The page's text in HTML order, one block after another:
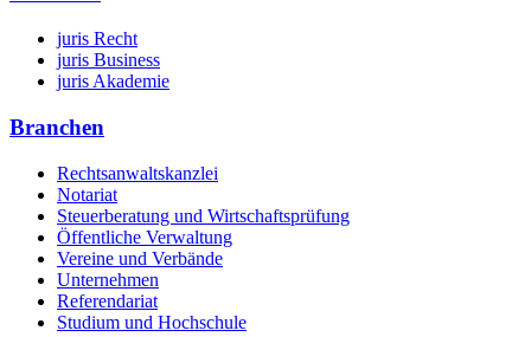
juris Recht
juris Business
juris Akademie
Branchen
Rechtsanwaltskanzlei
Notariat
Steuerberatung und Wirtschaftsprüfung
Öffentliche Verwaltung
Vereine und Verbände
Unternehmen
Referendariat
Studium und Hochschule